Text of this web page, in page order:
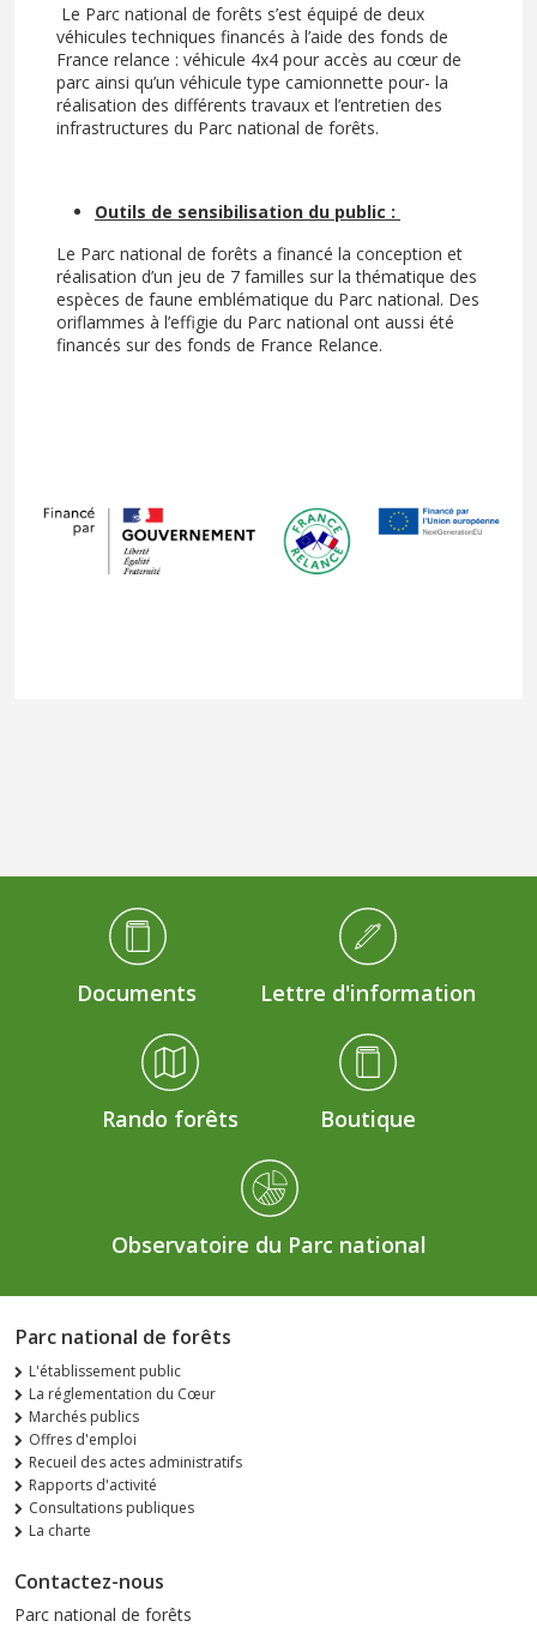
Le Parc national de forêts s’est équipé de deux
véhicules techniques financés à l’aide des fonds de
France relance : véhicule 4x4 pour accès au cœur de
parc ainsi qu’un véhicule type camionnette pour- la
réalisation des différents travaux et l’entretien des
infrastructures du Parc national de forêts.
Outils de sensibilisation du public :
Le Parc national de forêts a financé la conception et
réalisation d’un jeu de 7 familles sur la thématique des
espèces de faune emblématique du Parc national. Des
oriflammes à l’effigie du Parc national ont aussi été
financés sur des fonds de France Relance.
Médiathèque Footer
Documents Lettre d'information
Rando forêts Boutique
Observatoire du Parc national
Parc national de forêts
L'établissement public
La réglementation du Cœur
Marchés publics
Offres d'emploi
Recueil des actes administratifs
Rapports d'activité
Consultations publiques
La charte
Contactez-nous
Parc national de forêts